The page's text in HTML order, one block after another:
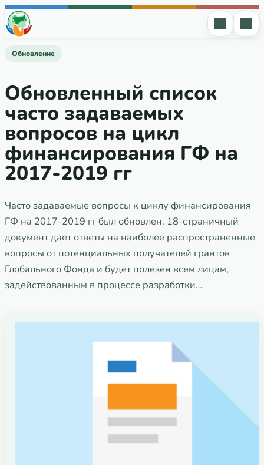
Перейти к содержимому
Обновление
Обновленный список
часто задаваемых
вопросов на цикл
финансирования ГФ на
2017-2019 гг
Часто задаваемые вопросы к циклу финансирования
ГФ на 2017-2019 гг был обновлен. 18-страничный
документ дает ответы на наиболее распространенные
вопросы от потенциальных получателей грантов
Глобального Фонда и будет полезен всем лицам,
задействованным в процессе разработки…